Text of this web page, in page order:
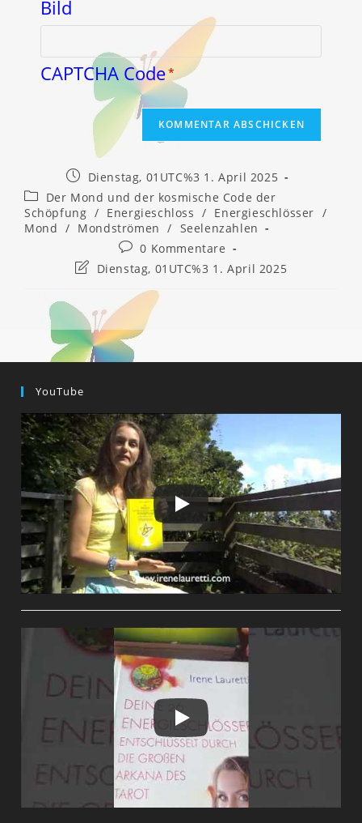
CAPTCHA Code*
Beitrag
veröffentlicht:
Dienstag, 01UTC%3 1. April 2025
Beitrags-
Kategorie:
Der Mond und der kosmische Code der
Schöpfung / Energieschloss / Energieschlösser /
Mond / Mondströmen / Seelenzahlen
Beitrags-
Kommentare:
0 Kommentare
Beitrag
am:
Dienstag, 01UTC%3 1. April 2025
YouTube